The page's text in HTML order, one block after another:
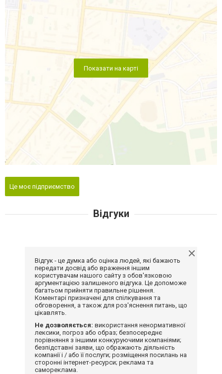
Показати на карті
Це моє підприємство
Відгуки
Відгук - це думка або оцінка людей, які бажають
передати досвід або враження іншим
користувачам нашого сайту з обов'язковою
аргументацією залишеного відгука. Це допоможе
багатьом прийняти правильне рішення.
Коментарі призначені для спілкування та
обговорення, а також для роз'яснення питань, що
цікавлять.
Не дозволяється: використання ненормативної
лексики, погроз або образ; безпосереднє
порівняння з іншими конкуруючими компаніями;
безпідставні заяви, що ображають діяльність
компанії і / або її послуги; розміщення посилань на
сторонні інтернет-ресурси; реклама та
самореклама.